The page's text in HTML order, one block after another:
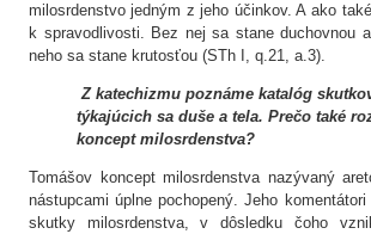
milosrdenstvo jedným z jeho účinkov. A ako
k spravodlivosti. Bez nej sa stane duchovnou
neho sa stane krutosťou (STh I, q.21, a.3).
Z katechizmu poznáme katalóg
týkajúcich sa duše a tela. Prečo také
koncept milosrdenstva?
Tomášov koncept milosrdenstva nazývaný
nástupcami úplne pochopený. Jeho
skutky milosrdenstva, v dôsledku čoho